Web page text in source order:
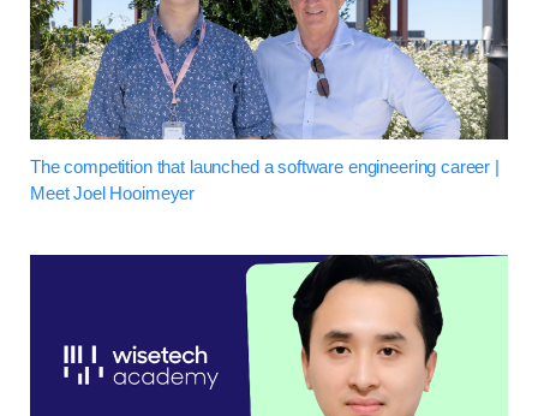
The competition that launched a software engineering career |
Meet Joel Hooimeyer